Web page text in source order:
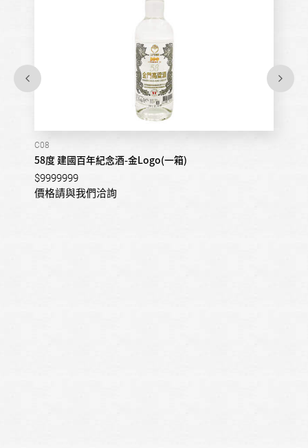
C08
58度 建國百年紀念酒-金Logo(一箱)
$9999999
價格請與我們洽詢